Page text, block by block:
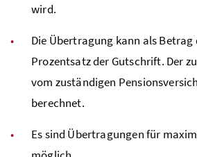
wird.
Die Übertragung kann als Betrag
Prozentsatz der Gutschrift. Der
vom zuständigen
berechnet.
Es sind Übertragungen für